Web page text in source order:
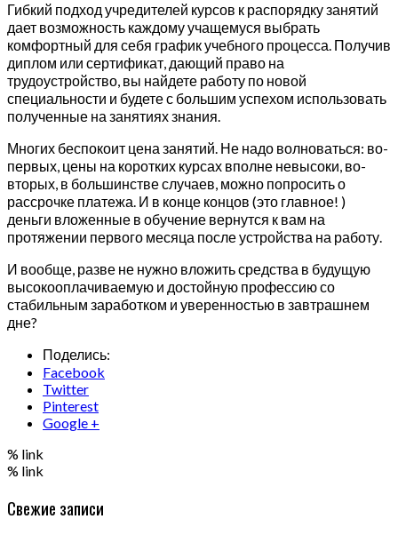
Гибкий подход учредителей курсов к распорядку занятий
дает возможность каждому учащемуся выбрать
комфортный для себя график учебного процесса. Получив
диплом или сертификат, дающий право на
трудоустройство, вы найдете работу по новой
специальности и будете с большим успехом использовать
полученные на занятиях знания.
Многих беспокоит цена занятий. Не надо волноваться: во-
первых, цены на коротких курсах вполне невысоки, во-
вторых, в большинстве случаев, можно попросить о
рассрочке платежа. И в конце концов (это главное! )
деньги вложенные в обучение вернутся к вам на
протяжении первого месяца после устройства на работу.
И вообще, разве не нужно вложить средства в будущую
высокооплачиваемую и достойную профессию со
стабильным заработком и уверенностью в завтрашнем
дне?
Поделись:
Facebook
Twitter
Pinterest
Google +
% link
% link
Свежие записи